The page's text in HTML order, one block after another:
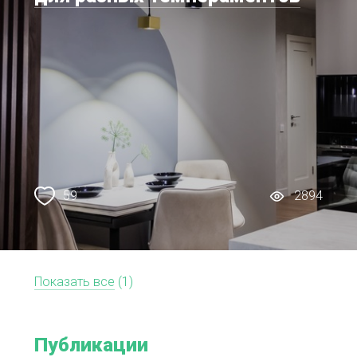
59 2894
Показать все (1)
Публикации